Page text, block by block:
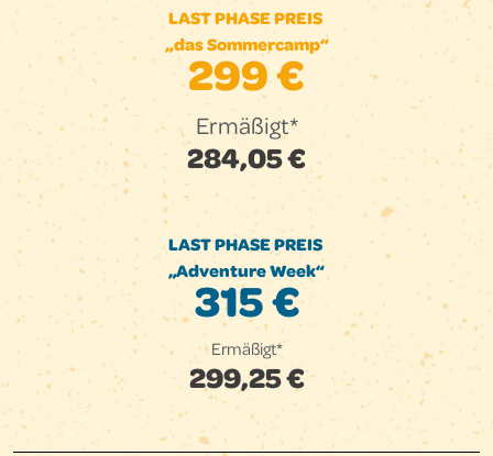
LAST PHASE PREIS
„das Sommercamp“
299 €
Ermäßigt*
284,05 €
LAST PHASE PREIS
„Adventure Week“
315 €
Ermäßigt*
299,25 €